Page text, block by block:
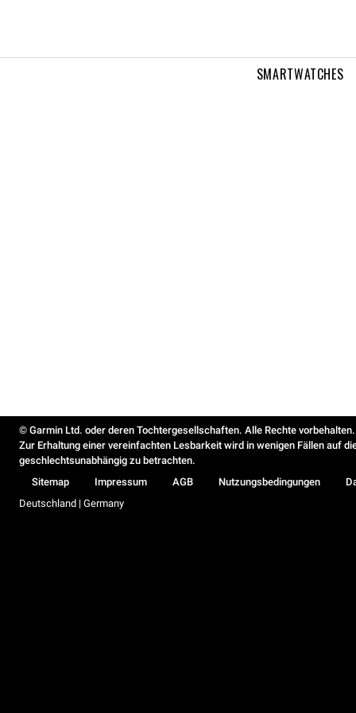
SMARTWATCHES
© Garmin Ltd. oder deren Tochtergesellschaften. Alle Rechte vorbehalten.
Zur Erhaltung einer vereinfachten Lesbarkeit wird in wenigen Fällen auf
geschlechtsunabhängig zu betrachten.
Sitemap
Impressum AGB Nutzungsbedingungen
Deutschland | Germany